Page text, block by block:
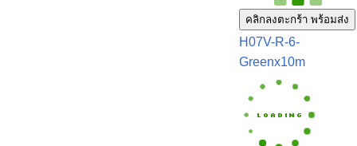
คลิกลงตะกร้า พร้อมส่ง
H07V-R-6-
Greenx10m